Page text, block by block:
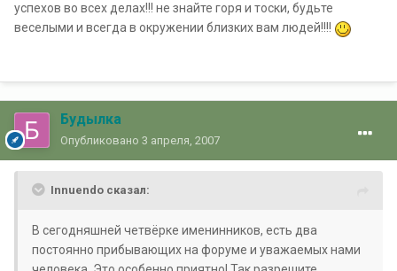
успехов во всех делах!!! не знайте горя и тоски, будьте
веселыми и всегда в окружении близких вам людей!!!!
Будылка
Опубликовано 3 апреля, 2007
Innuendo сказал:
В сегодняшней четвёрке именинников, есть два
постоянно прибывающих на форуме и уважаемых нами